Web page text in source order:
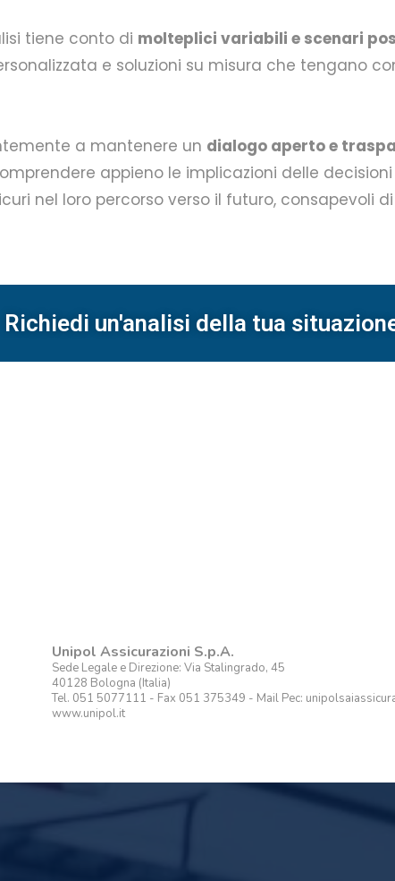
tiene conto di molteplici variabili e scenari
e soluzioni su misura che tengano
a mantenere un dialogo aperto e
appieno le implicazioni delle
nel loro percorso verso il futuro, consapevoli
Richiedi un'analisi della tua
Unipol Assicurazioni S.p.A.
Sede Legale e Direzione: Via Stalingrado, 45
40128 Bologna (Italia)
Tel. 051 5077111 - Fax 051 375349 - Mail Pec:
www.unipol.it